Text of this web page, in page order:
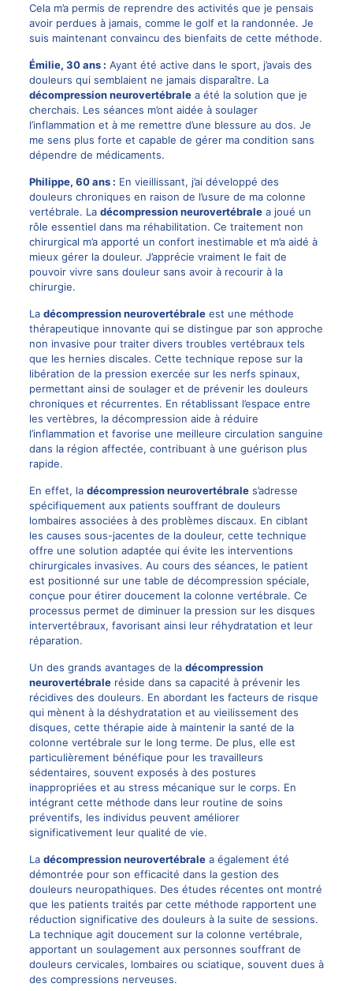
Cela m’a permis de reprendre des activités que je pensais
avoir perdues à jamais, comme le golf et la randonnée. Je
suis maintenant convaincu des bienfaits de cette méthode.
Émilie, 30 ans : Ayant été active dans le sport, j’avais des
douleurs qui semblaient ne jamais disparaître. La
décompression neurovertébralea été la solution que je
cherchais. Les séances m’ont aidée à soulager
l’inflammation et à me remettre d’une blessure au dos. Je
me sens plus forte et capable de gérer ma condition sans
dépendre de médicaments.
Philippe, 60 ans : En vieillissant, j’ai développé des
douleurs chroniques en raison de l’usure de ma colonne
vertébrale. La décompression neurovertébralea joué un
rôle essentiel dans ma réhabilitation. Ce traitement non
chirurgical m’a apporté un confort inestimable et m’a aidé à
mieux gérer la douleur. J’apprécie vraiment le fait de
pouvoir vivre sans douleur sans avoir à recourir à la
chirurgie.
La décompression neurovertébraleest une méthode
thérapeutique innovante qui se distingue par son approche
non invasive pour traiter divers troubles vertébraux tels
que les hernies discales. Cette technique repose sur la
libération de la pression exercée sur les nerfs spinaux,
permettant ainsi de soulager et de prévenir les douleurs
chroniques et récurrentes. En rétablissant l’espace entre
les vertèbres, la décompression aide à réduire
l’inflammation et favorise une meilleure circulation sanguine
dans la région affectée, contribuant à une guérison plus
rapide.
En effet, la décompression neurovertébrales’adresse
spécifiquement aux patients souffrant de douleurs
lombaires associées à des problèmes discaux. En ciblant
les causes sous-jacentes de la douleur, cette technique
offre une solution adaptée qui évite les interventions
chirurgicales invasives. Au cours des séances, le patient
est positionné sur une table de décompression spéciale,
conçue pour étirer doucement la colonne vertébrale. Ce
processus permet de diminuer la pression sur les disques
intervertébraux, favorisant ainsi leur réhydratation et leur
réparation.
Un des grands avantages de la décompression
neurovertébraleréside dans sa capacité à prévenir les
récidives des douleurs. En abordant les facteurs de risque
qui mènent à la déshydratation et au vieilissement des
disques, cette thérapie aide à maintenir la santé de la
colonne vertébrale sur le long terme. De plus, elle est
particulièrement bénéfique pour les travailleurs
sédentaires, souvent exposés à des postures
inappropriées et au stress mécanique sur le corps. En
intégrant cette méthode dans leur routine de soins
préventifs, les individus peuvent améliorer
significativement leur qualité de vie.
La décompression neurovertébralea également été
démontrée pour son efficacité dans la gestion des
douleurs neuropathiques. Des études récentes ont montré
que les patients traités par cette méthode rapportent une
réduction significative des douleurs à la suite de sessions.
La technique agit doucement sur la colonne vertébrale,
apportant un soulagement aux personnes souffrant de
douleurs cervicales, lombaires ou sciatique, souvent dues à
des compressions nerveuses.